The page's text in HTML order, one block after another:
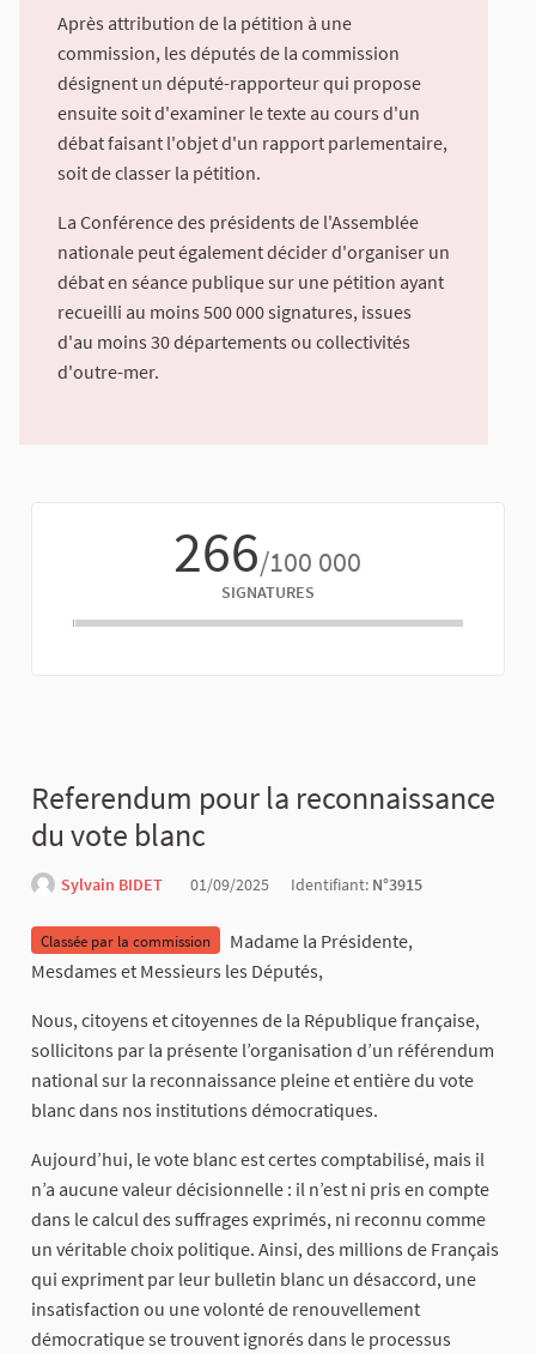
Après attribution de la pétition à une
commission, les députés de la commission
désignent un député-rapporteur qui propose
ensuite soit d'examiner le texte au cours d'un
débat faisant l'objet d'un rapport parlementaire,
soit de classer la pétition.
La Conférence des présidents de l'Assemblée
nationale peut également décider d'organiser un
débat en séance publique sur une pétition ayant
recueilli au moins 500 000 signatures, issues
d'au moins 30 départements ou collectivités
d'outre-mer.
266/100 000
SIGNATURES
Referendum pour la reconnaissance
du vote blanc
Sylvain BIDET 01/09/2025 Identifiant: N°3915
Classée par la commission
Madame la Présidente,
Mesdames et Messieurs les Députés,
Nous, citoyens et citoyennes de la République française,
sollicitons par la présente l’organisation d’un référendum
national sur la reconnaissance pleine et entière du vote
blanc dans nos institutions démocratiques.
Aujourd’hui, le vote blanc est certes comptabilisé, mais il
n’a aucune valeur décisionnelle : il n’est ni pris en compte
dans le calcul des suffrages exprimés, ni reconnu comme
un véritable choix politique. Ainsi, des millions de Français
qui expriment par leur bulletin blanc un désaccord, une
insatisfaction ou une volonté de renouvellement
démocratique se trouvent ignorés dans le processus